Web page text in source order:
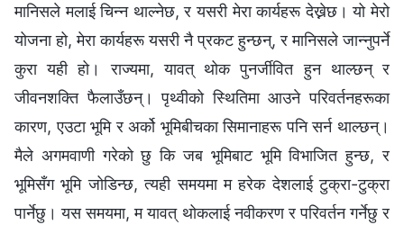
मानिसले मलाई चिन्न थाल्नेछ, र यसरी मेरा कार्यहरू देख्नेछ। यो मेरो
योजना हो, मेरा कार्यहरू यसरी नै प्रकट हुन्छन्, र मानिसले जान्नुपर्ने
कुरा यही हो। राज्यमा, यावत् थोक पुनर्जीवित हुन थाल्छन् र
जीवनशक्ति फैलाउँछन्। पृथ्वीको स्थितिमा आउने परिवर्तनहरूका
कारण, एउटा भूमि र अर्को भूमिबीचका सिमानाहरू पनि सर्न थाल्छन्।
मैले अगमवाणी गरेको छु कि जब भूमिबाट भूमि विभाजित हुन्छ, र
भूमिसँग भूमि जोडिन्छ, त्यही समयमा म हरेक देशलाई टुक्रा-टुक्रा
पार्नेछु। यस समयमा, म यावत् थोकलाई नवीकरण र परिवर्तन गर्नेछु र